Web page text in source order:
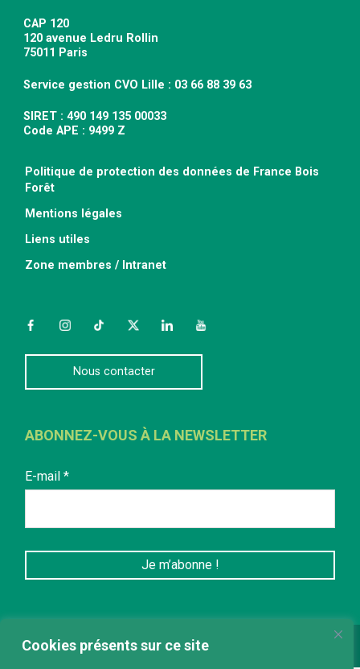
Cookies présents sur ce site
CAP 120
120 avenue Ledru Rollin
75011 Paris
Service gestion CVO Lille : 03 66 88 39 63
SIRET : 490 149 135 00033
Code APE : 9499 Z
Politique de protection des données de France Bois
Forêt
Mentions légales
Liens utiles
Zone membres / Intranet
FacebookInstagramTikTokTwitterLinkedInYouTube
Nous contacter
ABONNEZ-VOUS À LA NEWSLETTER
E-mail *
Conception :keepdesign.fr